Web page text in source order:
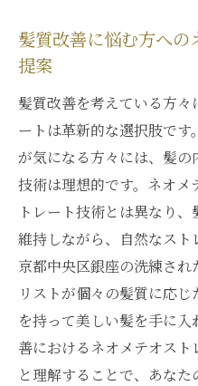
髪質改善に悩む方への
提案
髪質改善を考えている方
ートは革新的な選択肢で
が気になる方々には、髪
技術は理想的です。ネオメ
トレート技術とは異なり
維持しながら、自然なス
京都中央区銀座の洗練され
リストが個々の髪質に応
を持って美しい髪を手に
善におけるネオメテオスト
と理解することで、あな